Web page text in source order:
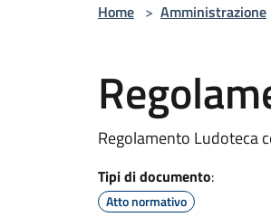
Home > Amministrazione
Regolamento Ludoteca
Tipi di documento:
Atto normativo